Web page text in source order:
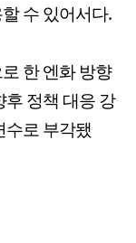
수 있어서다.
한 엔화 방향
정책 대응 강
수로 부각됐